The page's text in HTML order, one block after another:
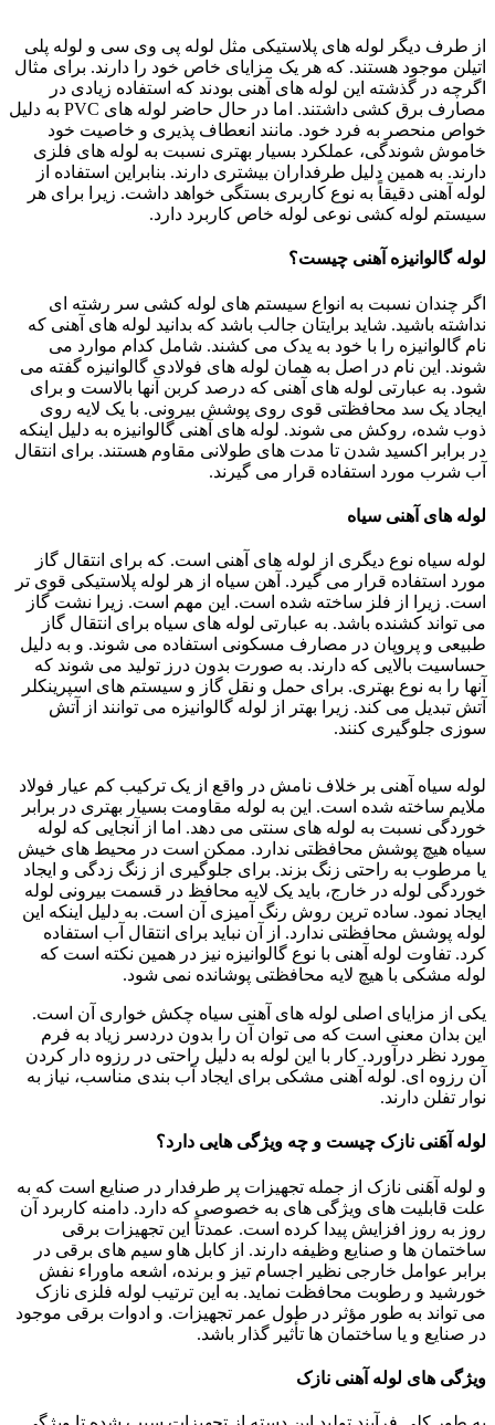
از طرف دیگر لوله های پلاستیکی مثل لوله پی وی سی و لوله پلی
اتیلن موجود هستند. که هر یک مزایای خاص خود را دارند. برای مثال
اگرچه در گذشته این لوله های آهنی بودند که استفاده زیادی در
مصارف برق کشی داشتند. اما در حال حاضر لوله های PVC به دلیل
خواص منحصر به فرد خود. مانند انعطاف پذیری و خاصیت خود
خاموش شوندگی، عملکرد بسیار بهتری نسبت به لوله های فلزی
دارند. به همین دلیل طرفداران بیشتری دارند. بنابراین استفاده از
لوله آهنی دقیقاً به نوع کاربری بستگی خواهد داشت. زیرا برای هر
سیستم لوله کشی نوعی لوله خاص کاربرد دارد.
لوله گالوانیزه آهنی چیست؟
اگر چندان نسبت به انواع سیستم های لوله کشی سر رشته ای
نداشته باشید. شاید برایتان جالب باشد که بدانید لوله های آهنی که
نام گالوانیزه را با خود به یدک می کشند. شامل کدام موارد می
شوند. این نام در اصل به همان لوله های فولادی گالوانیزه گفته می
شود. به عبارتی لوله های آهنی که درصد کربن آنها بالاست و برای
ایجاد یک سد محافظتی قوی روی پوشش بیرونی. با یک لایه روی
ذوب شده، روکش می شوند. لوله های آهنی گالوانیزه به دلیل اینکه
در برابر اکسید شدن تا مدت های طولانی مقاوم هستند. برای انتقال
آب شرب مورد استفاده قرار می گیرند.
لوله های آهنی سیاه
لوله سیاه نوع دیگری از لوله های آهنی است. که برای انتقال گاز
مورد استفاده قرار می گیرد. آهن سیاه از هر لوله پلاستیکی قوی تر
است. زیرا از فلز ساخته شده است. این مهم است. زیرا نشت گاز
می تواند کشنده باشد. به عبارتی لوله های سیاه برای انتقال گاز
طبیعی و پروپان در مصارف مسکونی استفاده می شوند. و به دلیل
حساسیت بالایی که دارند. به صورت بدون درز تولید می شوند که
آنها را به نوع بهتری. برای حمل و نقل گاز و سیستم های اسپرینکلر
آتش تبدیل می کند. زیرا بهتر از لوله گالوانیزه می توانند از آتش
سوزی جلوگیری کنند.
لوله سیاه آهنی بر خلاف نامش در واقع از یک ترکیب کم عیار فولاد
ملایم ساخته شده است. این به لوله مقاومت بسیار بهتری در برابر
خوردگی نسبت به لوله های سنتی می دهد. اما از آنجایی که لوله
سیاه هیچ پوشش محافظتی ندارد. ممکن است در محیط های خیش
یا مرطوب به راحتی زنگ بزند. برای جلوگیری از زنگ زدگی و ایجاد
خوردگی لوله در خارج، باید یک لایه محافظ در قسمت بیرونی لوله
ایجاد نمود. ساده ترین روش رنگ آمیزی آن است. به دلیل اینکه این
لوله پوشش محافظتی ندارد. از آن نباید برای انتقال آب استفاده
کرد. تفاوت لوله آهنی با نوع گالوانیزه نیز در همین نکته است که
لوله مشکی با هیچ لایه محافظتی پوشانده نمی شود.
یکی از مزایای اصلی لوله های آهنی سیاه چکش خواری آن است.
این بدان معنی است که می توان آن را بدون دردسر زیاد به فرم
مورد نظر درآورد. کار با این لوله به دلیل راحتی در رزوه دار کردن
آن رزوه ای. لوله آهنی مشکی برای ایجاد آب بندی مناسب، نیاز به
نوار تفلن دارند.
لوله آهَنی نازک چیست و چه ویژگی هایی دارد؟
و لوله آهَنی نازک از جمله تجهیزات پر طرفدار در صنایع است که به
علت قابلیت های ویژگی های به خصوصی که دارد. دامنه کاربرد آن
روز به روز افزایش پیدا کرده است. عمدتاً این تجهیزات برقی
ساختمان ها و صنایع وظیفه دارند. از کابل هاو سیم های برقی در
برابر عوامل خارجی نظیر اجسام تیز و برنده، اشعه ماوراء نفش
خورشید و رطوبت محافظت نماید. به این ترتیب لوله فلزی نازک
می تواند به طور مؤثر در طول عمر تجهیزات. و ادوات برقی موجود
در صنایع و یا ساختمان ها تأثیر گذار باشد.
ویژگی های لوله آهنی نازک